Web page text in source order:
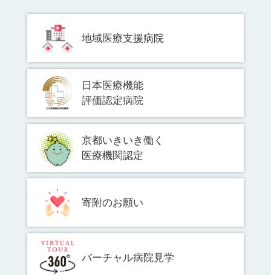
地域医療支援病院
日本医療機能
評価認定病院
京都いきいき働く
医療機関認定
寄附のお願い
バーチャル病院見学